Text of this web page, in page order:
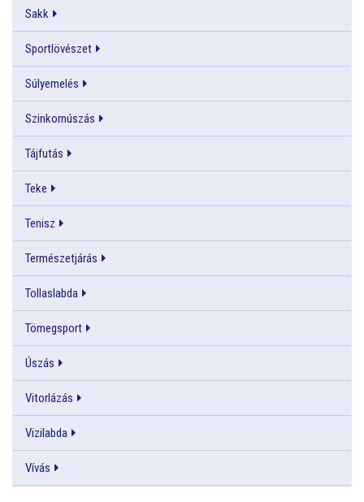
Sakk
Sportlövészet
Súlyemelés
Szinkornúszás
Tájfutás
Teke
Tenisz
Természetjárás
Tollaslabda
Tömegsport
Úszás
Vitorlázás
Vizilabda
Vívás